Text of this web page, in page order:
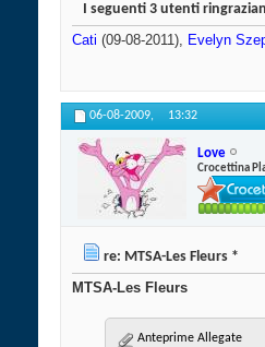
I seguenti 3 utenti
Cati (09-08-2011), Evelyn
06-08-2009, 13:32
Love
Crocettina
re: MTSA-Les Fleurs *
MTSA-Les Fleurs
Anteprime Allegate